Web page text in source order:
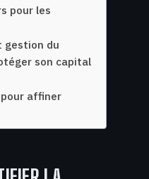
pour les
gestion du
son capital
affiner